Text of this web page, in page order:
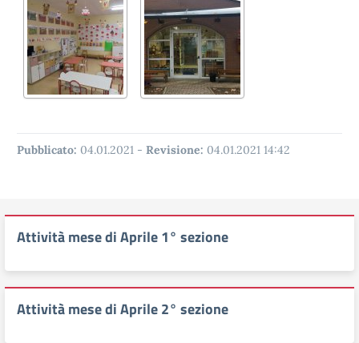
Pubblicato: 04.01.2021 - Revisione: 04.01.2021 14:42
Attività mese di Aprile 1° sezione
Attività mese di Aprile 2° sezione